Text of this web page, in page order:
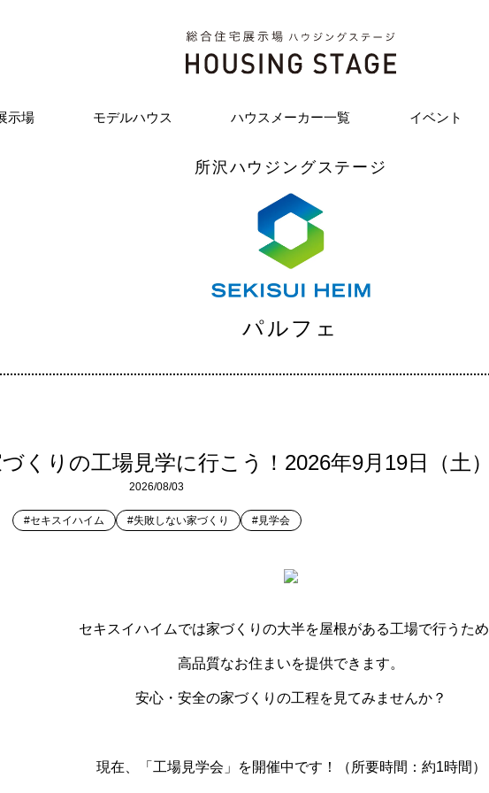
示場 モデルハウス ハウスメーカー一覧 イベント
所沢ハウジングステージ
パルフェ
くりの工場見学に行こう！2026年9月19日（土
2026/08/03
#セキスイハイム #失敗しない家づくり #見学会
セキスイハイムでは家づくりの大半を屋根がある工場で行うため
高品質なお住まいを提供できます。
安心・安全の家づくりの工程を見てみませんか？
現在、「工場見学会」を開催中です！（所要時間：約1時間）